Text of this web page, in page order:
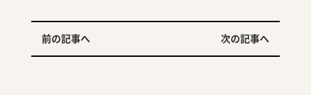
前の記事へ 次の記事へ